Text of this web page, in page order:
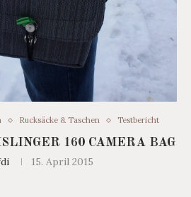
Rucksäcke & Taschen Testbericht
160 CAMERA BAG
15. April 2015